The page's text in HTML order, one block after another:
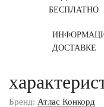
БЕСПЛАТНО
ДОСТАВКЕ
Бренд: Атлас Конкорд